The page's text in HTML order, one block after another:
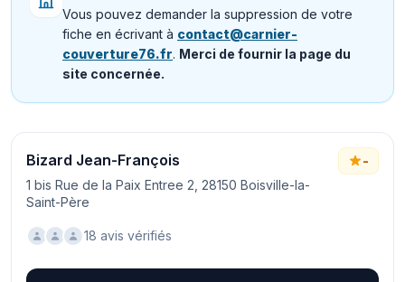
Vous pouvez demander la suppression de votre
fiche en écrivant à contact@carnier-
couverture76.fr. Merci de fournir la page du
site concernée.
Bizard Jean-François
1 bis Rue de la Paix Entree 2, 28150 Boisville-la-
Saint-Père
-
18 avis vérifiés